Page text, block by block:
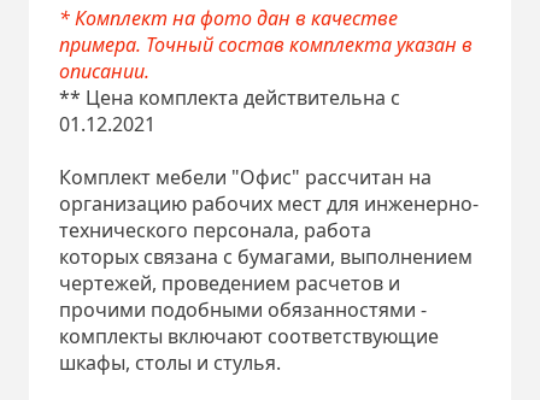
* Комплект на фото дан в качестве
примера. Точный состав комплекта указан в
описании.
** Цена комплекта действительна с
01.12.2021
Комплект мебели "Офис" рассчитан на
организацию рабочих мест для инженерно-
технического персонала, работа
которых связана с бумагами, выполнением
чертежей, проведением расчетов и
прочими подобными обязанностями -
комплекты включают соответствующие
шкафы, столы и стулья.